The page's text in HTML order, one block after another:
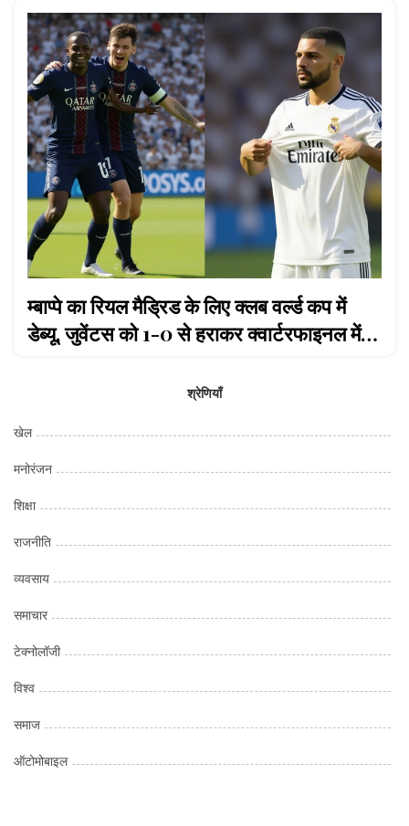
म्बाप्पे का रियल मैड्रिड के लिए क्लब वर्ल्ड कप में
डेब्यू, जुवेंटस को 1-0 से हराकर क्वार्टरफाइनल में
श्रेणियाँ
खेल
मनोरंजन
शिक्षा
राजनीति
व्यवसाय
समाचार
टेक्नोलॉजी
विश्व
समाज
ऑटोमोबाइल